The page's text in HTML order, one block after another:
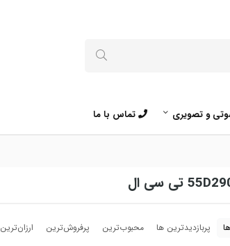
و تصویری تماس با ما
پربازدیدترین ها محبوب‌‌ترین پرفروش‌ترین ارزان‌ترین